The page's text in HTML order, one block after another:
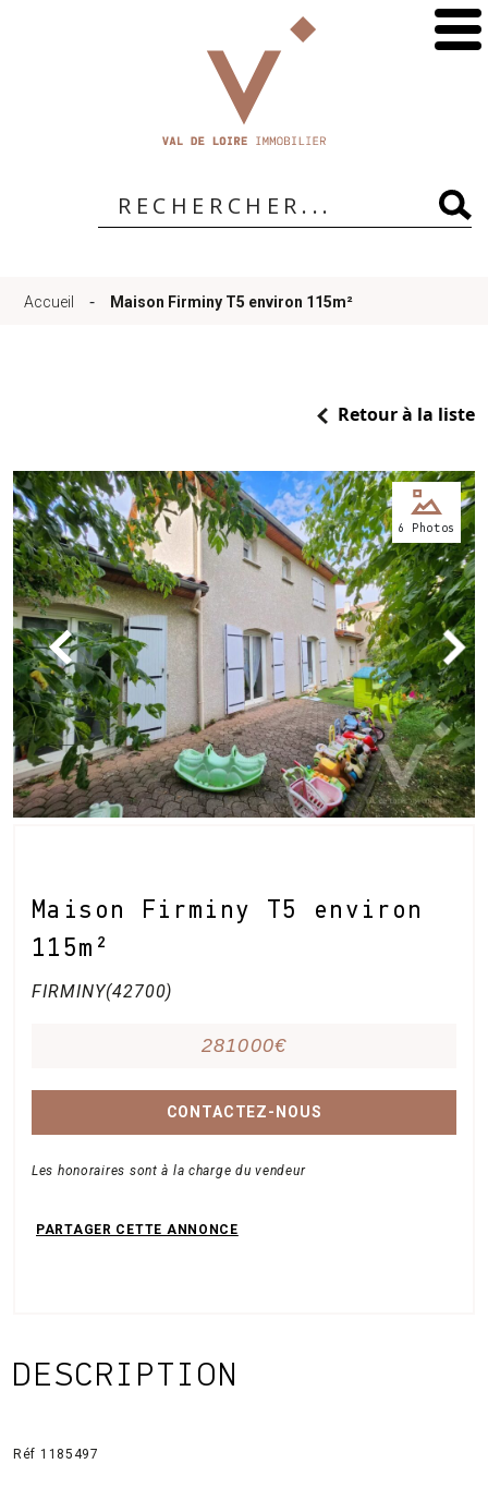
Accueil - Maison Firminy T5 environ 115m²
Retour à la liste
Maison Firminy T5 environ
115m²
FIRMINY(42700)
281000€
CONTACTEZ-NOUS
Les honoraires sont à la charge du vendeur
6 Photos
DESCRIPTION
Réf 1185497
Nos
bureaux
Services
Biens
Contact